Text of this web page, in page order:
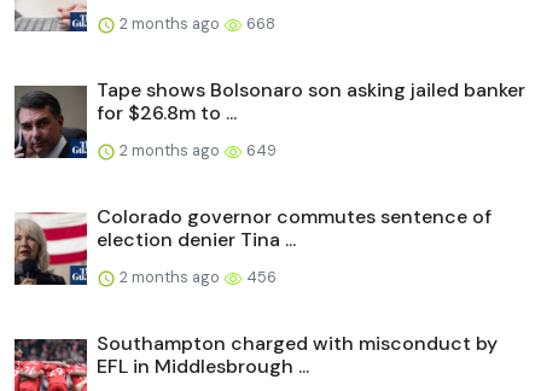
2 months ago 668
Tape shows Bolsonaro son asking jailed banker
for $26.8m to ...
2 months ago 649
Colorado governor commutes sentence of
election denier Tina ...
2 months ago 456
Southampton charged with misconduct by
EFL in Middlesbrough ...